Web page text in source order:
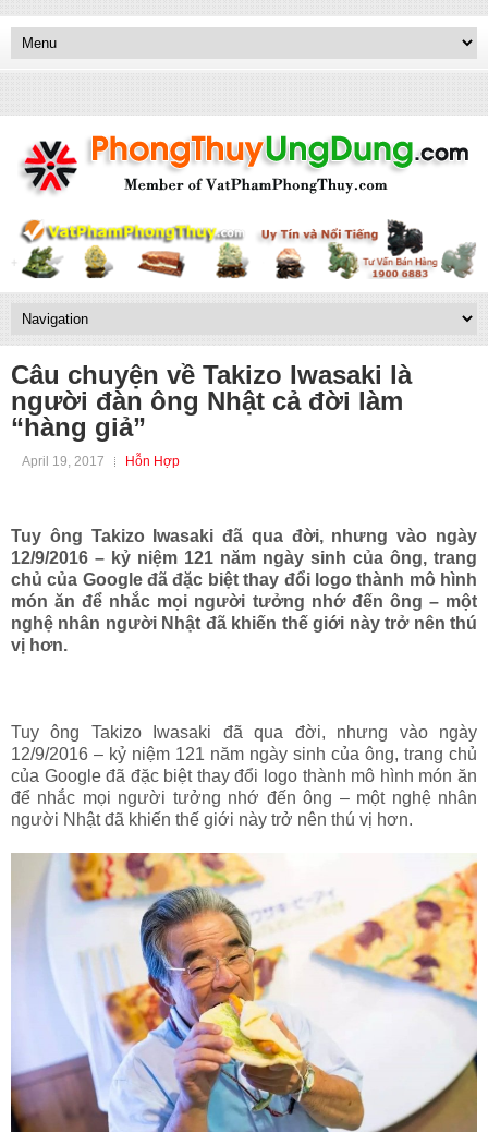
Câu chuyện về Takizo Iwasaki là
người đàn ông Nhật cả đời làm
“hàng giả”
April 19, 2017 Hỗn Hợp
Tuy ông Takizo Iwasaki đã qua đời, nhưng vào ngày
12/9/2016 – kỷ niệm 121 năm ngày sinh của ông, trang
chủ của Google đã đặc biệt thay đổi logo thành mô hình
món ăn để nhắc mọi người tưởng nhớ đến ông – một
nghệ nhân người Nhật đã khiến thế giới này trở nên thú
vị hơn.
Tuy ông Takizo Iwasaki đã qua đời, nhưng vào ngày
12/9/2016 – kỷ niệm 121 năm ngày sinh của ông, trang chủ
của Google đã đặc biệt thay đổi logo thành mô hình món ăn
để nhắc mọi người tưởng nhớ đến ông – một nghệ nhân
người Nhật đã khiến thế giới này trở nên thú vị hơn.